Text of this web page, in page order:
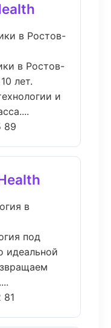
в Ростов-
в Ростов-
лет.
и
89
в
под
идеальной
81